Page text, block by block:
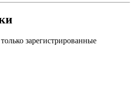
зарегистрированные